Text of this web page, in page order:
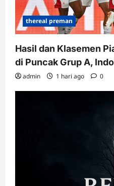
thereal preman
Hasil dan Klasemen
di Puncak Grup A,
admin 1 hari ago 0